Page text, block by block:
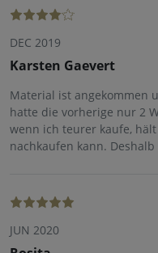
DEC 2019
Karsten Gaevert
Material ist angekommen
hatte die vorherige nur 2
wenn ich teurer kaufe,
nachkaufen kann.
JUN 2020